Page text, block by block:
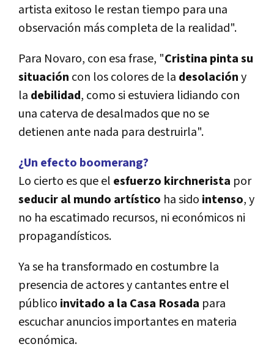
artista exitoso le restan tiempo para una
observación más completa de la realidad".
Para Novaro, con esa frase, "Cristina pinta su
situación con los colores de la desolacióny
la debilidad, como si estuviera lidiando con
una caterva de desalmados que no se
detienen ante nada para destruirla".
¿Un efecto boomerang?
Lo cierto es que el esfuerzo kirchnerista por
seducir al mundo artístico ha sido intenso, y
no ha escatimado recursos, ni económicos ni
propagandísticos.
Ya se ha transformado en costumbre la
presencia de actores y cantantes entre el
público invitado a la Casa Rosada para
escuchar anuncios importantes en materia
económica.